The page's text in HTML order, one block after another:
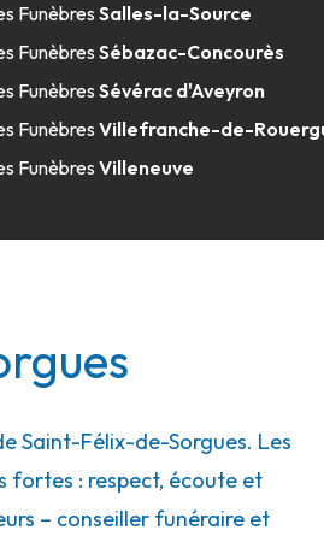
FunèbresSalles-la-Source
FunèbresSébazac-Concourès
FunèbresSévérac d'Aveyron
FunèbresVillefranche-de-
FunèbresVilleneuve
Saint-Félix-de-Sorgues. Les
fortes : respect, écoute et
– conseiller funéraire et